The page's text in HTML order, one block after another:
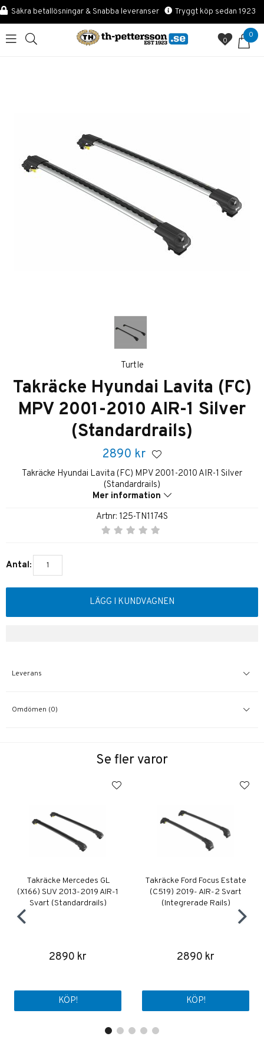
Säkra betallösningar & Snabba leveranser Tryggt köp sedan 1923
0
0
Turtle
Takräcke Hyundai Lavita (FC)
MPV 2001-2010 AIR-1 Silver
(Standardrails)
2890 kr
Takräcke Hyundai Lavita (FC) MPV 2001-2010 AIR-1 Silver
(Standardrails)
Mer information
Artnr: 125-TN1174S
Antal:
LÄGG I KUNDVAGNEN
Leverans
Omdömen (0)
Se fler varor
Takräcke Mercedes GL
(X166) SUV 2013-2019 AIR-1
Svart (Standardrails)
2890 kr
KÖP!
Takräcke Ford Focus Estate
(C519) 2019- AIR-2 Svart
(Integrerade Rails)
2890 kr
KÖP!